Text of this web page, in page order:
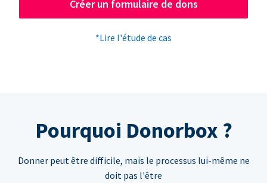
Créer un formulaire de dons
*Lire l'étude de cas
Pourquoi Donorbox ?
Donner peut être difficile, mais le processus lui-même ne
doit pas l'être